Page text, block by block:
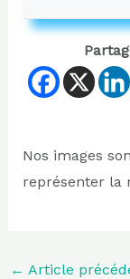
Nos images
représenter la
← Article